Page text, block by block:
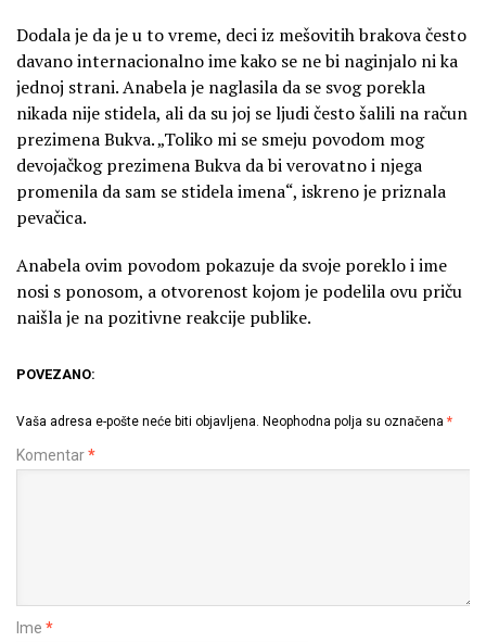
Dodala je da je u to vreme, deci iz mešovitih brakova često
davano internacionalno ime kako se ne bi naginjalo ni ka
jednoj strani. Anabela je naglasila da se svog porekla
nikada nije stidela, ali da su joj se ljudi često šalili na račun
prezimena Bukva. „Toliko mi se smeju povodom mog
devojačkog prezimena Bukva da bi verovatno i njega
promenila da sam se stidela imena“, iskreno je priznala
pevačica.
Anabela ovim povodom pokazuje da svoje poreklo i ime
nosi s ponosom, a otvorenost kojom je podelila ovu priču
naišla je na pozitivne reakcije publike.
POVEZANO:
Vaša adresa e-pošte neće biti objavljena. Neophodna polja su označena *
Komentar*
Ime *